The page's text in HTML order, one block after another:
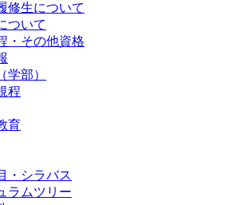
修生について
ついて
・その他資格
学部）
程
育
・シラバス
ラムツリー